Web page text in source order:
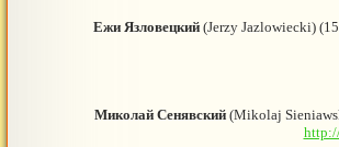
Ежи Язловецкий (Jerzy Jazlowiecki)
Миколай Сенявский(Mikolaj